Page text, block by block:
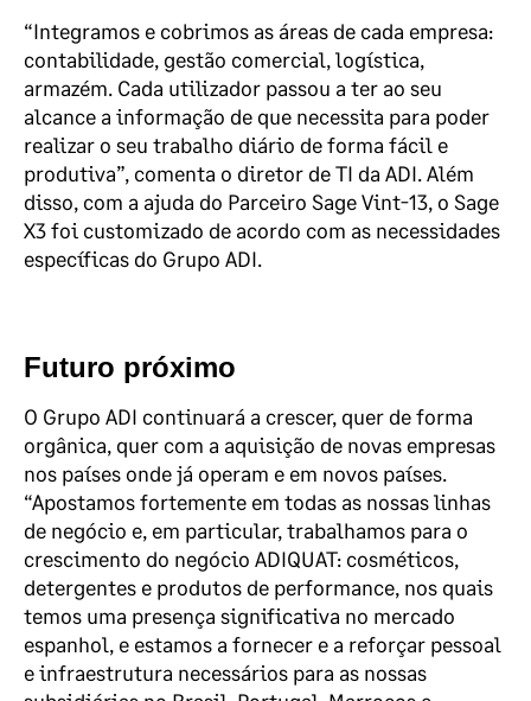
“Integramos e cobrimos as áreas de cada empresa:
contabilidade, gestão comercial, logística,
armazém. Cada utilizador passou a ter ao seu
alcance a informação de que necessita para poder
realizar o seu trabalho diário de forma fácil e
produtiva”, comenta o diretor de TI da ADI. Além
disso, com a ajuda do Parceiro Sage Vint-13, o Sage
X3 foi customizado de acordo com as necessidades
específicas do Grupo ADI.
Futuro próximo
O Grupo ADI continuará a crescer, quer de forma
orgânica, quer com a aquisição de novas empresas
nos países onde já operam e em novos países.
“Apostamos fortemente em todas as nossas linhas
de negócio e, em particular, trabalhamos para o
crescimento do negócio ADIQUAT: cosméticos,
detergentes e produtos de performance, nos quais
temos uma presença significativa no mercado
espanhol, e estamos a fornecer e a reforçar pessoal
e infraestrutura necessários para as nossas